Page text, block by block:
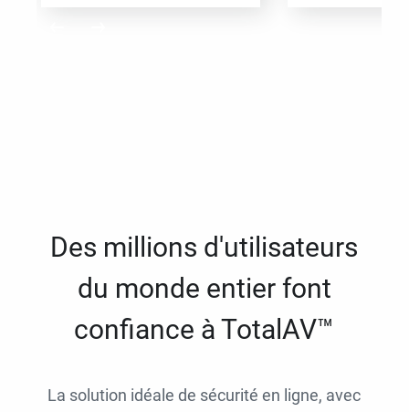
Des millions d'utilisateurs
du monde entier font
confiance à TotalAV™
La solution idéale de sécurité en ligne, avec